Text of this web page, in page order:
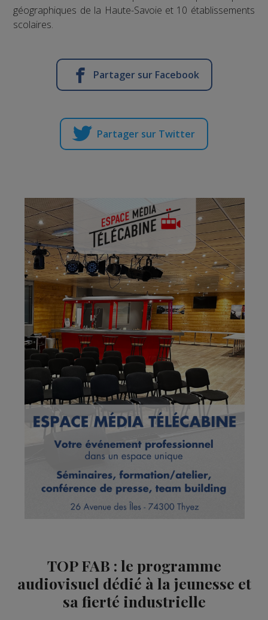
géographiques de la Haute-Savoie et 10 établissements
scolaires.
Partager sur Facebook
Partager sur Twitter
TOP FAB : le programme
audiovisuel dédié à la jeunesse et
sa fierté industrielle